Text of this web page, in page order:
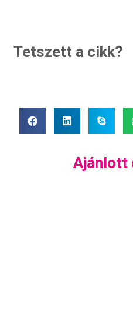
Tetszett a cikk?
Ajánlott